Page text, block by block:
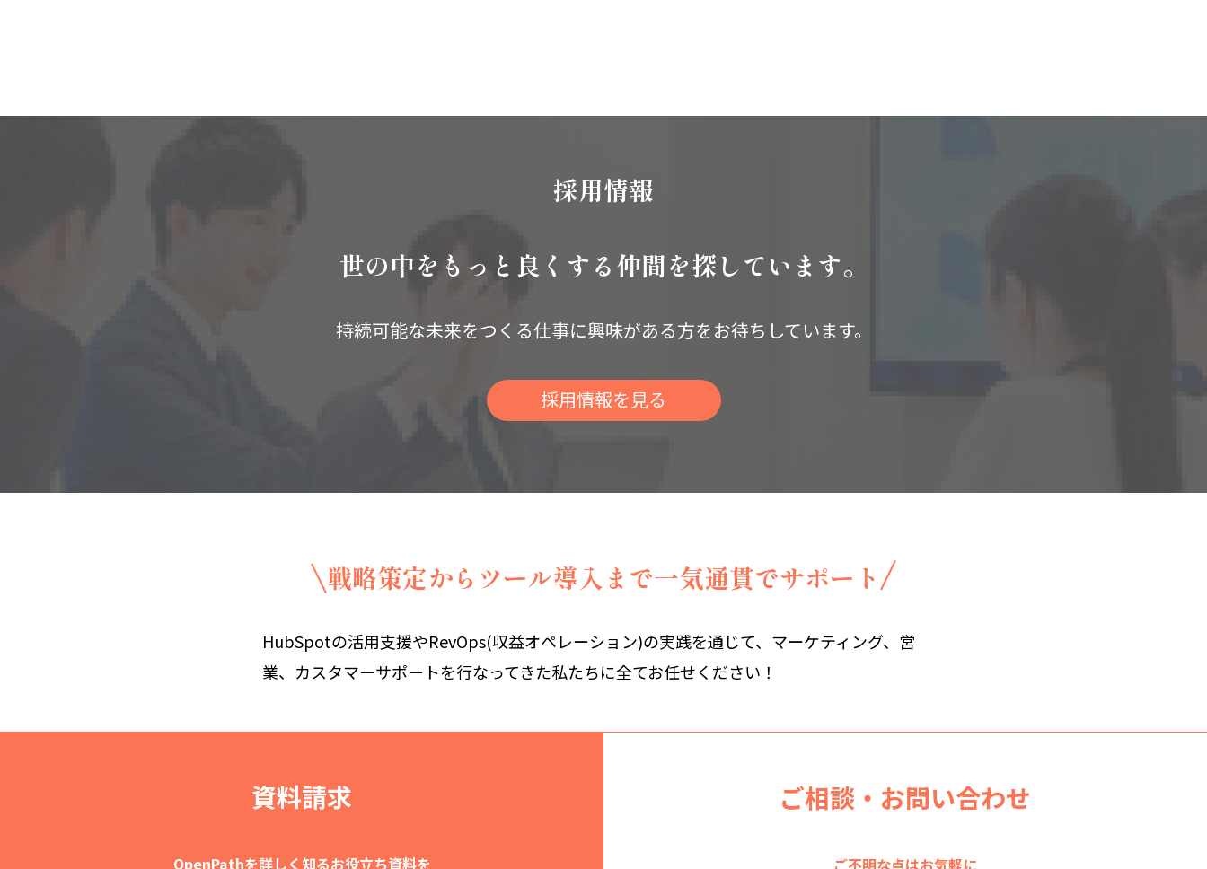
採用情報
世の中をもっと良くする仲間を探しています。
持続可能な未来をつくる仕事に興味がある方をお待ちしています。
採用情報を見る
戦略策定からツール導入まで一気通貫でサポート
HubSpotの活用支援やRevOps(収益オペレーション)の実践を通じて、マーケティング、営
業、カスタマーサポートを行なってきた私たちに全てお任せください！
資料請求
OpenPathを詳しく知るお役立ち資料を
ご相談・お問い合わせ
ご不明な点はお気軽に